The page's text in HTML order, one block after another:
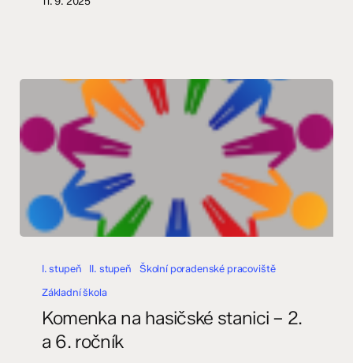
stanici
I. stupeň II. stupeň
Školní poradenské pracoviště
Základní škola
Komenka na hasičské stanici – 2.
a 6. ročník